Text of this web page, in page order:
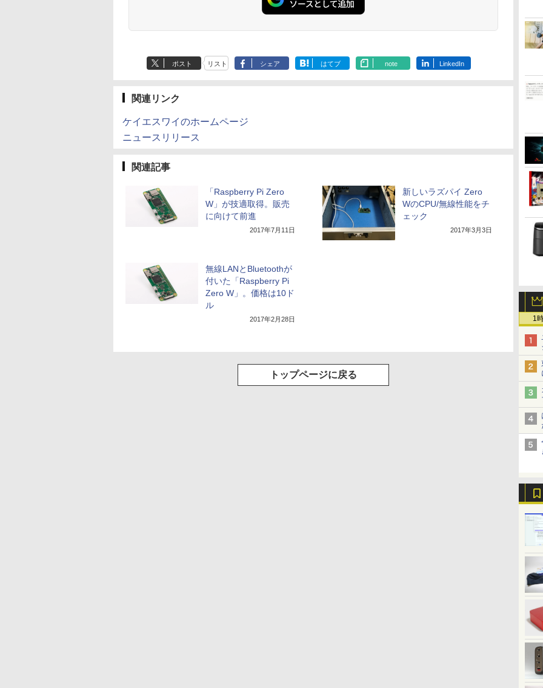
1
ポスト リスト シェア はてブ note LinkedIn
関連リンク
ケイエスワイのホームページ
ニュースリリース
関連記事
「Raspberry Pi Zero
W」が技適取得。販売
に向けて前進
2017年7月11日
新しいラズパイ Zero
WのCPU/無線性能をチ
ェック
2017年3月3日
無線LANとBluetoothが
付いた「Raspberry Pi
Zero W」。価格は10ド
ル
2017年2月28日
トップページに戻る